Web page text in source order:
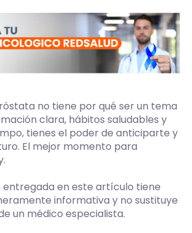
no tiene por qué ser un tema
clara, hábitos saludables y
tienes el poder de anticiparte y
El mejor momento para
entregada en este artículo tiene
informativa y no sustituye
un médico especialista.